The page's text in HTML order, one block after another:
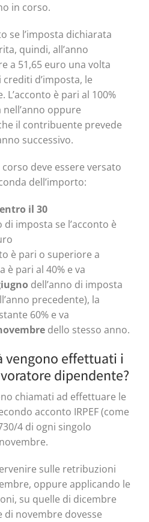
in corso.
se l’imposta dichiarata
quindi, all’anno
a 51,65 euro una volta
d’imposta, le
L’acconto è pari al 100%
oppure
il contribuente prevede
successivo.
corso deve essere versato
dell’importo:
entro il 30
di imposta se l’acconto è
è pari o superiore a
è pari al 40% e va
dell’anno di imposta
precedente), la
60% e va
dello stesso anno.
vengono effettuati i
dipendente?
chiamati ad effettuare le
acconto IRPEF (come
4 di ogni singolo
sulle retribuzioni
oppure applicando le
su quelle di dicembre
novembre dovesse